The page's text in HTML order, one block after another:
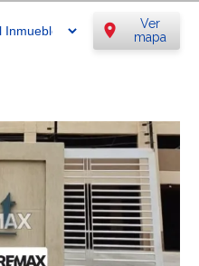
location_on
Ver
mapa